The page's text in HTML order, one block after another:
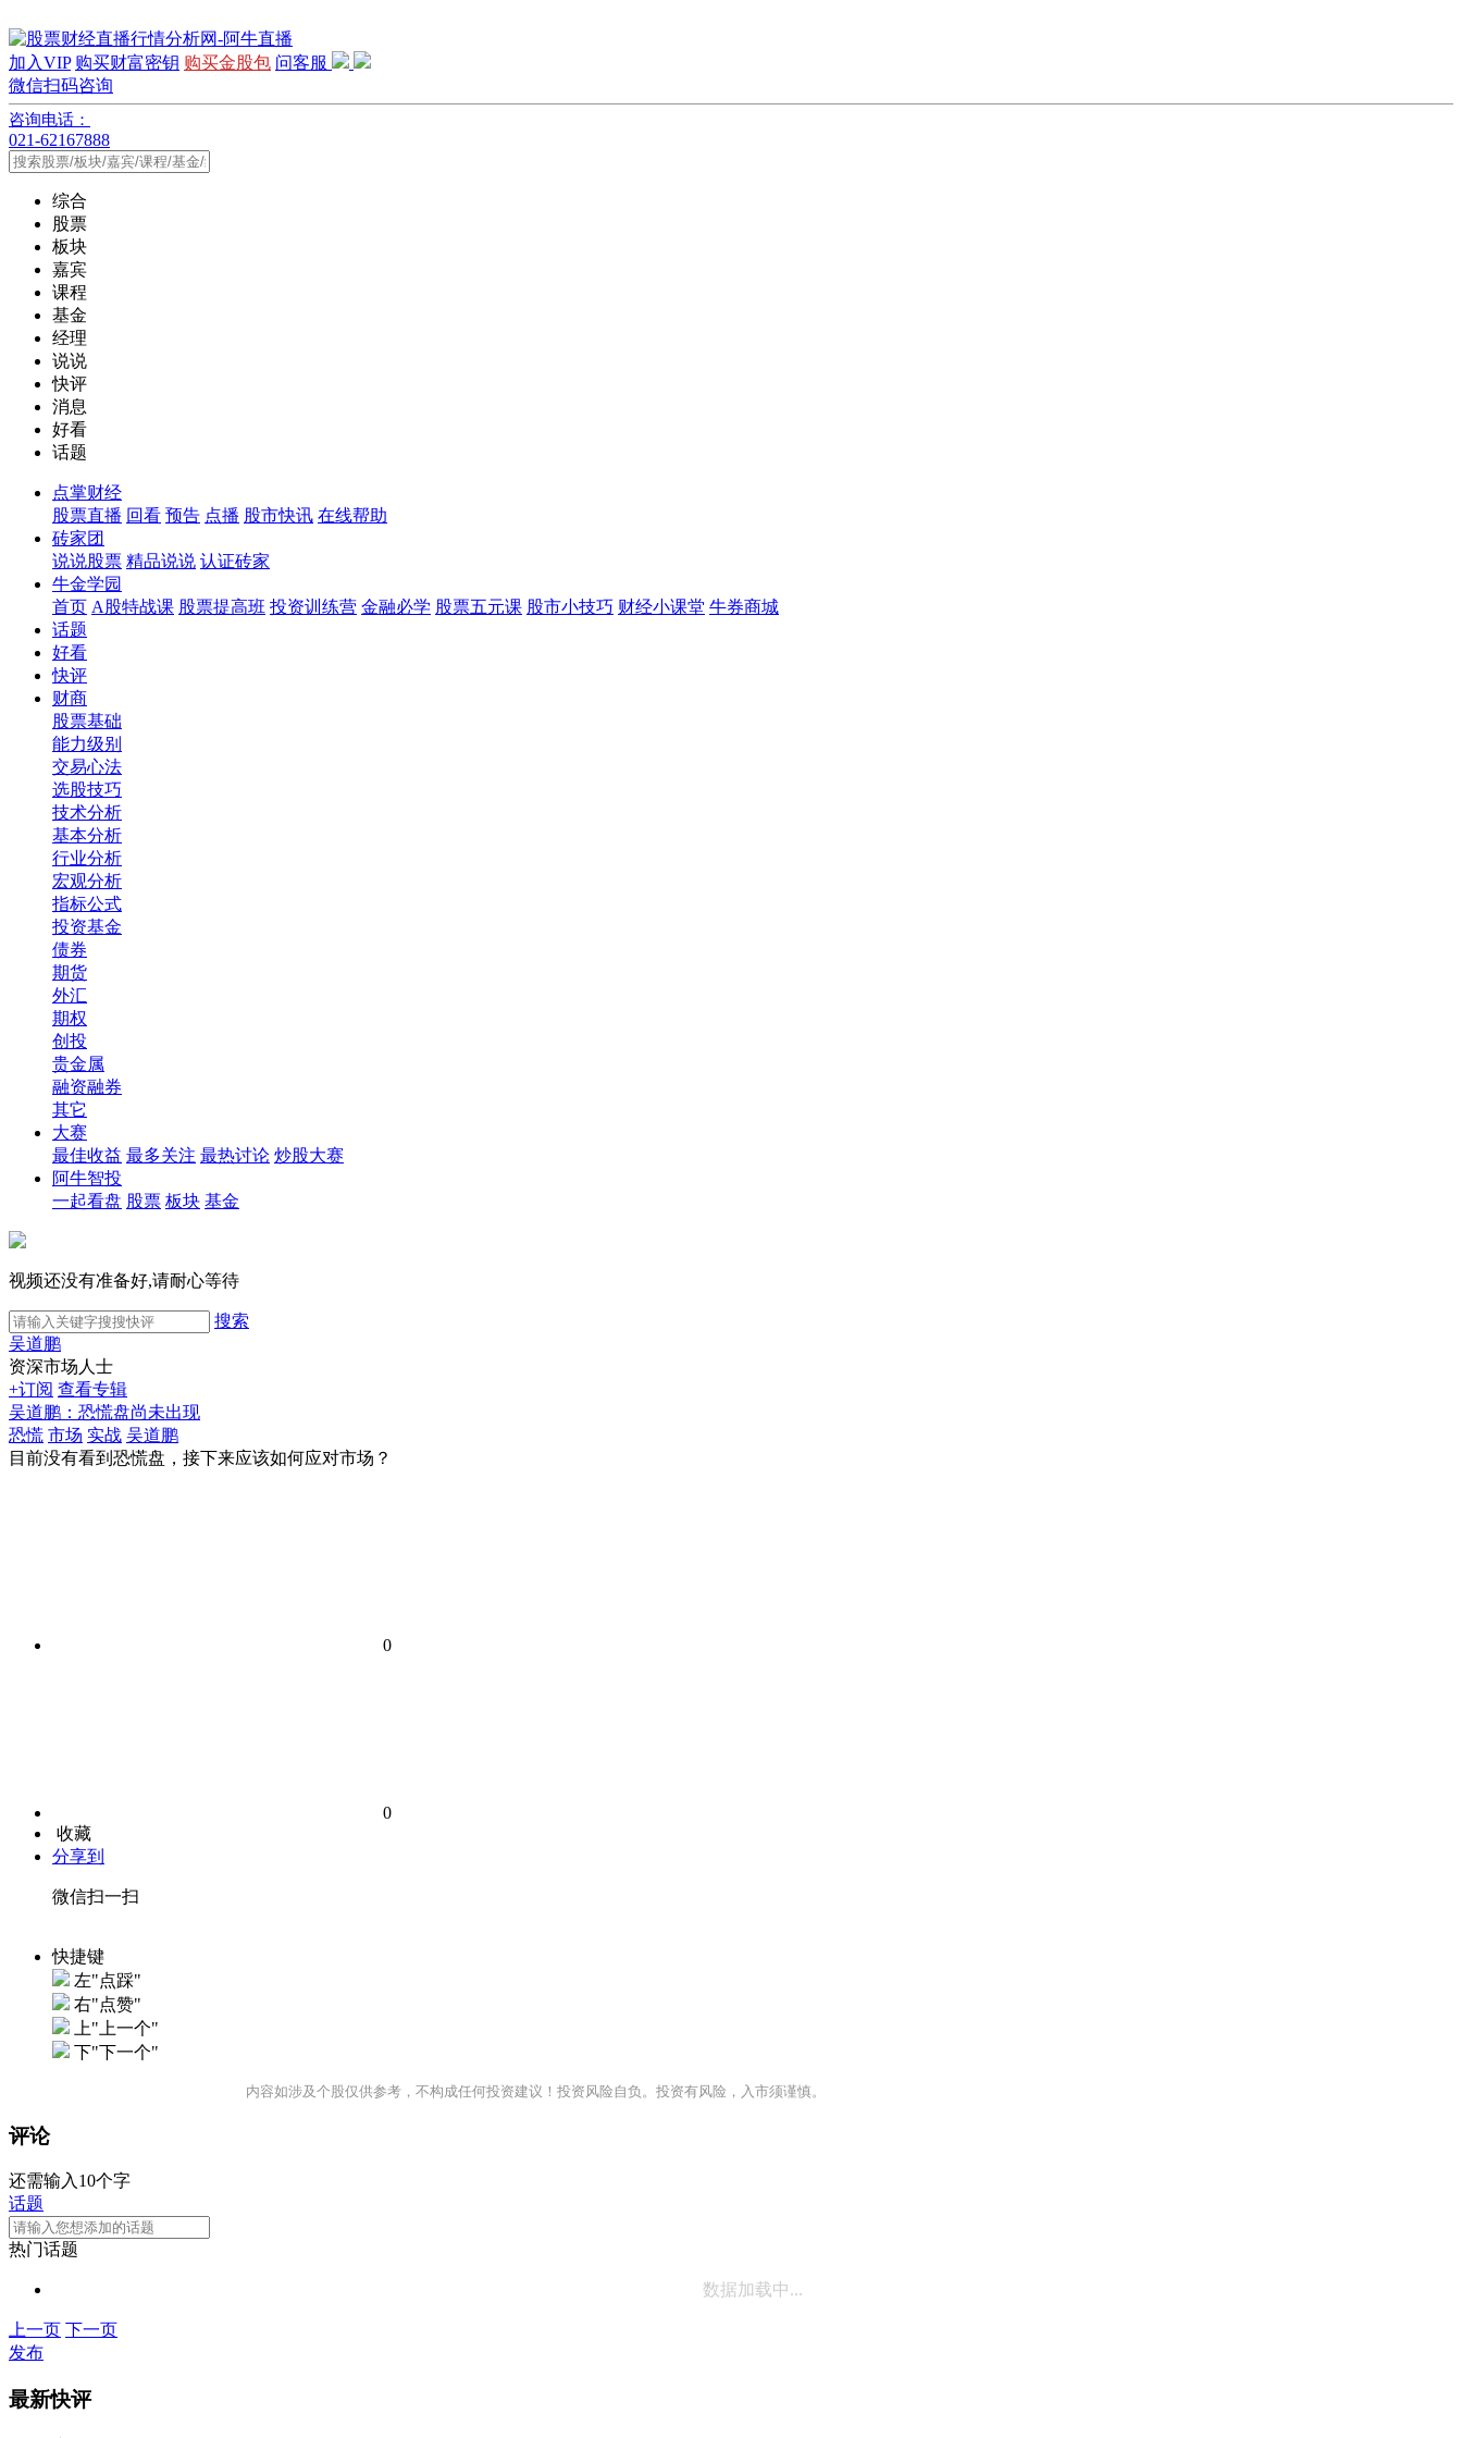
加入VIP 购买财富密钥 购买金股包 问客服
微信扫码咨询
咨询电话：
021-62167888
综合
股票
板块
嘉宾
课程
基金
经理
说说
快评
消息
好看
话题
点掌财经
股票直播 回看 预告 点播 股市快讯 在线帮助
砖家团
说说股票 精品说说 认证砖家
牛金学园
首页 A股特战课 股票提高班 投资训练营 金融必学 股票五元课 股市小技巧 财经小课堂 牛券商城
话题
好看
快评
财商
股票基础
能力级别
交易心法
选股技巧
技术分析
基本分析
行业分析
宏观分析
指标公式
投资基金
债券
期货
外汇
期权
创投
贵金属
融资融券
其它
大赛
最佳收益 最多关注 最热讨论 炒股大赛
阿牛智投
一起看盘 股票 板块 基金
视频还没有准备好,请耐心等待
搜索
吴道鹏
资深市场人士
+订阅 查看专辑
吴道鹏：恐慌盘尚未出现
恐慌 市场 实战 吴道鹏
目前没有看到恐慌盘，接下来应该如何应对市场？
0
0
收藏
分享到
微信扫一扫
快捷键
左"点踩"
右"点赞"
上"上一个"
下"下一个"
内容如涉及个股仅供参考，不构成任何投资建议！投资风险自负。投资有风险，入市须谨慎。
评论
还需输入10个字
话题
热门话题
数据加载中...
上一页 下一页
发布
最新快评